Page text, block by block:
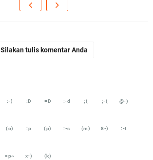
Silakan tulis komentar Anda
:-) :D =D :-d ;( ;-( @-)
(o) :p (p) :-s (m) 8-) :-t
=p~ x-) (k)